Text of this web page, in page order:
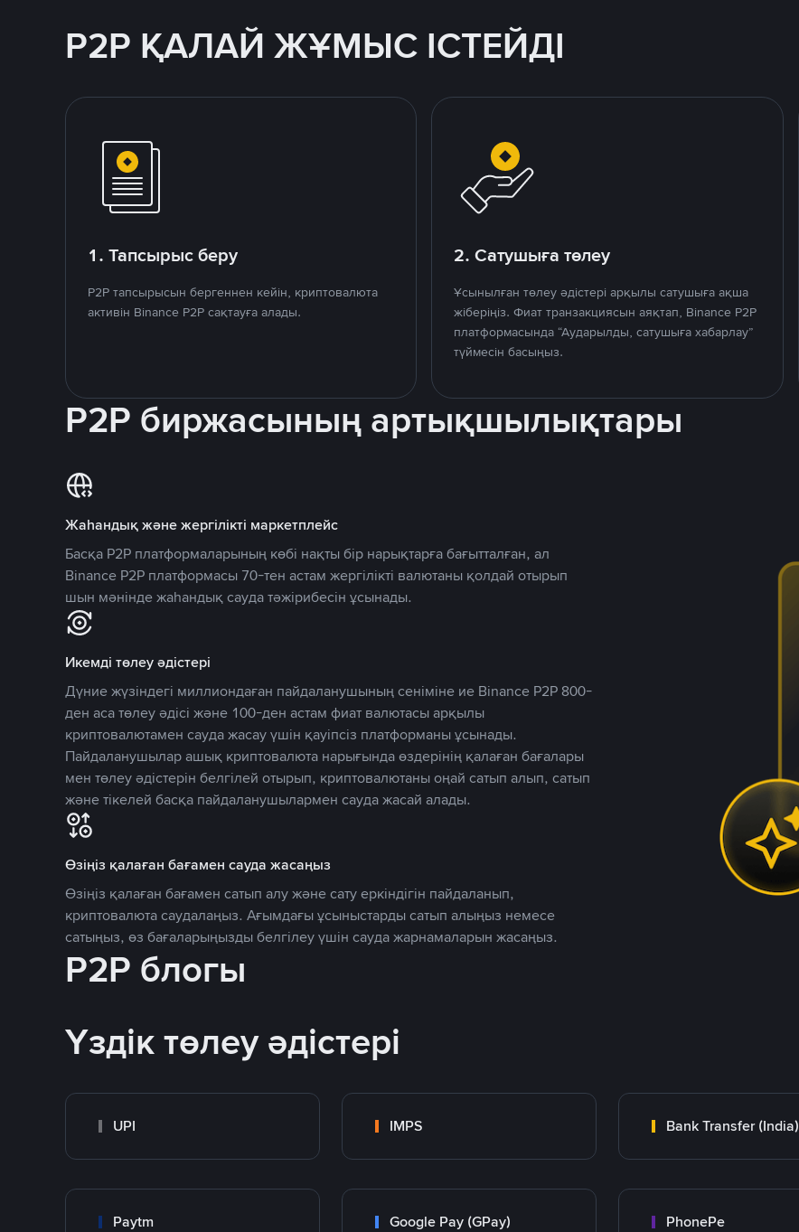
P2P ҚАЛАЙ ЖҰМЫС ІСТЕЙДІ
1. Тапсырыс беру
P2P тапсырысын бергеннен кейін, криптовалюта
активін Binance P2P сақтауға алады.
2. Сатушыға төлеу
Ұсынылған төлеу әдістері арқылы сатушыға ақша
жіберіңіз. Фиат транзакциясын аяқтап, Binance P2P
платформасында “Аударылды, сатушыға хабарлау”
түймесін басыңыз.
P2P биржасының артықшылықтары
Жаһандық және жергілікті маркетплейс
Басқа P2P платформаларының көбі нақты бір нарықтарға бағытталған, ал
Binance P2P платформасы 70-тен астам жергілікті валютаны қолдай отырып
шын мәнінде жаһандық сауда тәжірибесін ұсынады.
Икемді төлеу әдістері
Дүние жүзіндегі миллиондаған пайдаланушының сеніміне ие Binance P2P 800-
ден аса төлеу әдісі және 100-ден астам фиат валютасы арқылы
криптовалютамен сауда жасау үшін қауіпсіз платформаны ұсынады.
Пайдаланушылар ашық криптовалюта нарығында өздерінің қалаған бағалары
мен төлеу әдістерін белгілей отырып, криптовалютаны оңай сатып алып, сатып
және тікелей басқа пайдаланушылармен сауда жасай алады.
Өзіңіз қалаған бағамен сауда жасаңыз
Өзіңіз қалаған бағамен сатып алу және сату еркіндігін пайдаланып,
криптовалюта саудалаңыз. Ағымдағы ұсыныстарды сатып алыңыз немесе
сатыңыз, өз бағаларыңызды белгілеу үшін сауда жарнамаларын жасаңыз.
P2P блогы
Үздік төлеу әдістері
UPI IMPS Bank Transfer (India)
Paytm Google Pay (GPay) PhonePe